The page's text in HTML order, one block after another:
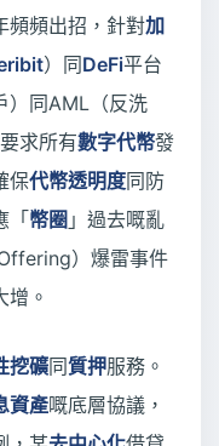
頻頻出招，針對加
）同DeFi平台
）同AML（反洗
求所有數字代幣發
保代幣透明度同防
「 幣圈 」過去嘅亂
）爆雷事件
增。
挖礦同質押服務。
資產嘅底層協議，